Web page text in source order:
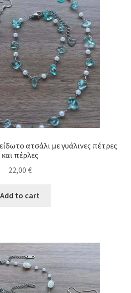
ατσάλι με γυάλινες πέτρες
και πέρλες
22,00 €
Add to cart